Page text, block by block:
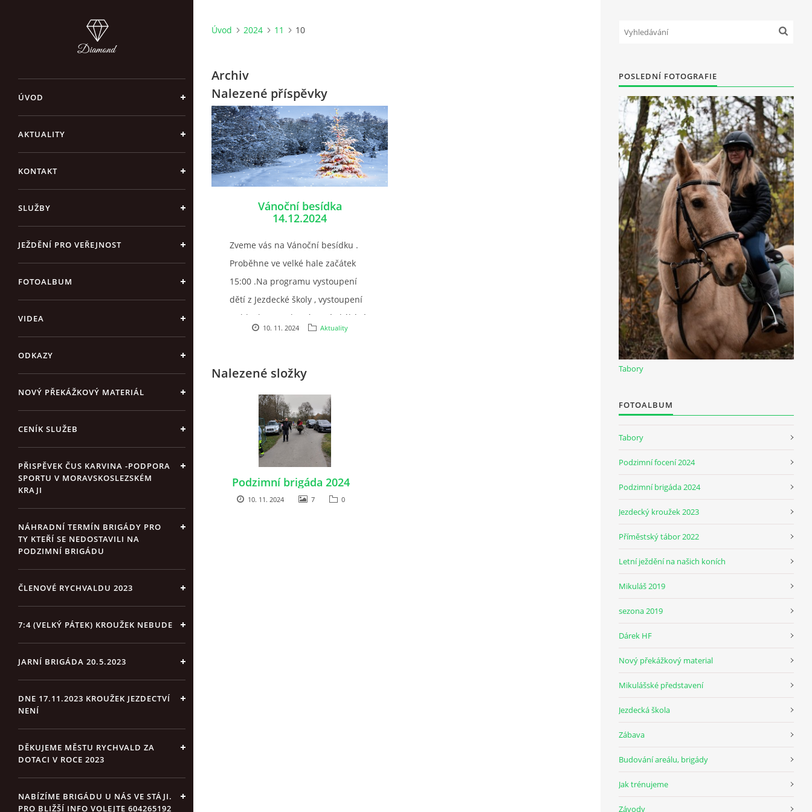
ÚVOD
AKTUALITY
KONTAKT
SLUŽBY
JEŽDĚNÍ PRO VEŘEJNOST
FOTOALBUM
VIDEA
ODKAZY
NOVÝ PŘEKÁŽKOVÝ MATERIÁL
CENÍK SLUŽEB
PŘISPĚVEK ČUS KARVINA -PODPORA
SPORTU V MORAVSKOSLEZSKÉM
KRAJI
NÁHRADNÍ TERMÍN BRIGÁDY PRO
TY KTEŘÍ SE NEDOSTAVILI NA
PODZIMNÍ BRIGÁDU
ČLENOVÉ RYCHVALDU 2023
7:4 (VELKÝ PÁTEK) KROUŽEK NEBUDE
JARNÍ BRIGÁDA 20.5.2023
DNE 17.11.2023 KROUŽEK JEZDECTVÍ
NENÍ
DĚKUJEME MĚSTU RYCHVALD ZA
DOTACI V ROCE 2023
NABÍZÍME BRIGÁDU U NÁS VE STÁJI.
PRO BLIŽŠÍ INFO VOLEJTE 604265192
Úvod 2024 11 10
Archiv
Nalezené příspěvky
Vánoční besídka
14.12.2024
Zveme vás na Vánoční besídku .
Proběhne ve velké hale začátek
15:00 .Na programu vystoupení
dětí z Jezdecké školy , vystoupení
Hobby horse a kostýmové skákání
. Malé občerstvení připraveno.
10. 11. 2024 Aktuality
Nalezené složky
Podzimní brigáda 2024
10. 11. 2024 7 0
POSLEDNÍ FOTOGRAFIE
Tabory
FOTOALBUM
Tabory
Podzimní focení 2024
Podzimní brigáda 2024
Jezdecký kroužek 2023
Příměstský tábor 2022
Letní ježdění na našich koních
Mikuláš 2019
sezona 2019
Dárek HF
Nový překážkový material
Mikulášské představení
Jezdecká škola
Zábava
Budování areálu, brigády
Jak trénujeme
Závody